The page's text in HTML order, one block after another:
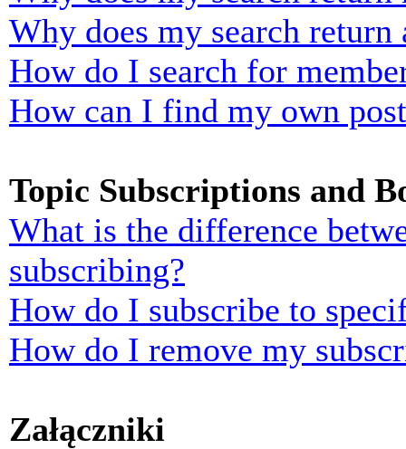
Why does my search return
How do I search for
How can I find my own
Topic Subscriptions and
What is the difference
subscribing?
How do I subscribe to
How do I remove my
Załączniki